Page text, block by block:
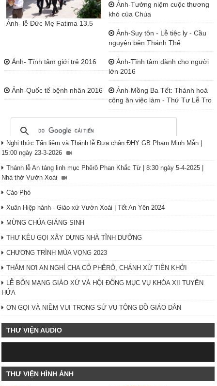
Ảnh- lễ Đức Mẹ Fatima 13.5
Ảnh-Tưởng niệm cuộc thương
khó của Chúa
Ảnh-Suy tôn - Lễ tiệc ly - Cầu
nguyện bên Thánh Thể
Ảnh- Tĩnh tâm giới trẻ 2016
Ảnh-Tĩnh tâm dành cho người
lớn 2016
Ảnh-Quốc tế bệnh nhân 2016
Ảnh-Mồng Ba Tết: Thánh hoá
công ăn việc làm - Thứ Tư Lễ Tro
Nghi thức Tẩn liệm và Thánh lễ Đưa chân ĐHY GB Phạm Minh Mẫn |
15:00 ngày 23-3-2026
Thánh lễ An táng linh mục Phêrô Phan Khắc Từ | 8:30 ngày 5-4-2025 |
Nhà thờ Vườn Xoài
Cáo Phó
Xuân Hiệp hành - Giáo xứ Vườn Xoài | Tết An Yên 2024
MỪNG CHÚA GIÁNG SINH
THƯ KÊU GỌI XÂY DỰNG NHÀ TĨNH DƯỠNG
CHƯƠNG TRÌNH MÙA VỌNG 2023
THĂM NƠI AN NGHỈ CHA CỐ PHÊRÔ, CHÁNH XỨ TIÊN KHỞI
LỄ BỔN MẠNG GIÁO XỨ VÀ HỘI ĐỒNG MỤC VỤ KHÓA XII TUYÊN
HỨA
ƠN GỌI VÀ NIỀM VUI TRONG SỨ VỤ TÔNG ĐỒ GIÁO DÂN
THƯ VIỆN AUDIO
THƯ VIỆN HÌNH ẢNH